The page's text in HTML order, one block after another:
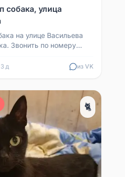
собака, улица
на улице Васильева
Звонить по номеру
3 д из VK
🐈